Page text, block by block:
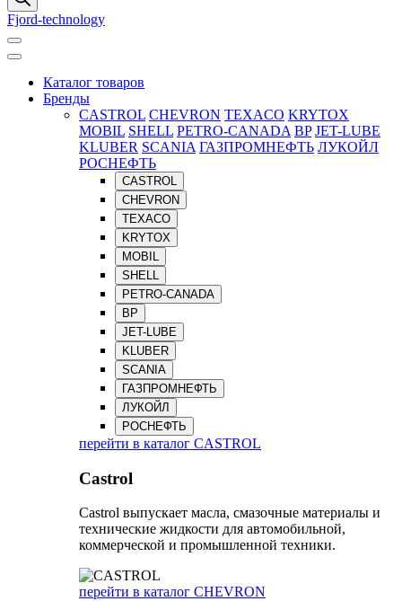
Fjord-technology
Каталог товаров
Бренды
CASTROL CHEVRON TEXACO KRYTOX
MOBIL SHELL PETRO-CANADA BP JET-LUBE
KLUBER SCANIA ГАЗПРОМНЕФТЬ ЛУКОЙЛ
РОСНЕФТЬ
CASTROL
CHEVRON
TEXACO
KRYTOX
MOBIL
SHELL
PETRO-CANADA
BP
JET-LUBE
KLUBER
SCANIA
ГАЗПРОМНЕФТЬ
ЛУКОЙЛ
РОСНЕФТЬ
перейти в каталог CASTROL
Castrol
Castrol выпускает масла, смазочные материалы и
технические жидкости для автомобильной,
коммерческой и промышленной техники.
перейти в каталог CHEVRON